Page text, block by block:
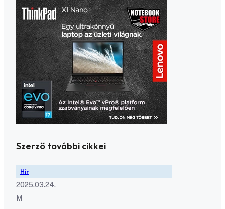
Szerző további cikkei
Hír
2025.03.24.
M